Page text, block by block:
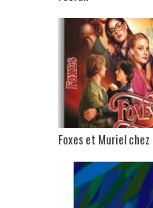
Foxes et Muriel chez